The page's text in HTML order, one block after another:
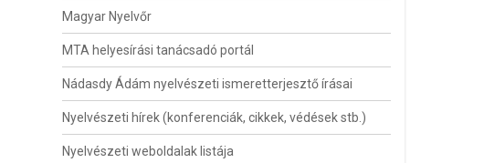
Magyar Nyelvőr
MTA helyesírási tanácsadó portál
Nádasdy Ádám nyelvészeti ismeretterjesztő írásai
Nyelvészeti hírek (konferenciák, cikkek, védések stb.)
Nyelvészeti weboldalak listája